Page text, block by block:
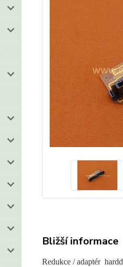
Bližší informace
Redukce / adaptér